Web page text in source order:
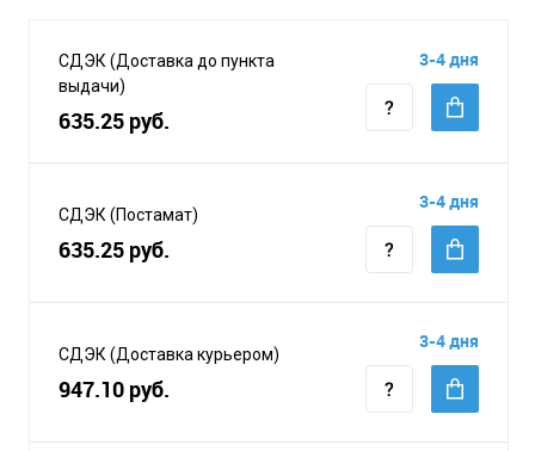
СДЭК (Доставка до пункта
выдачи)
635.25 руб.
3-4 дня
СДЭК (Постамат)
635.25 руб.
3-4 дня
СДЭК (Доставка курьером)
947.10 руб.
3-4 дня